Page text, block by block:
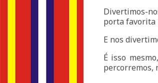
Divertimos-
porta favorita
E nos
É isso
percorremos,